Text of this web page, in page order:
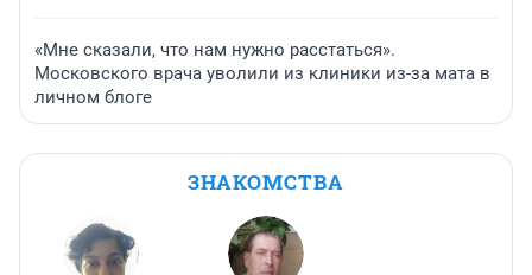
«Мне сказали, что нам нужно расстаться».
Московского врача уволили из клиники из-за мата в
личном блоге
ЗНАКОМСТВА